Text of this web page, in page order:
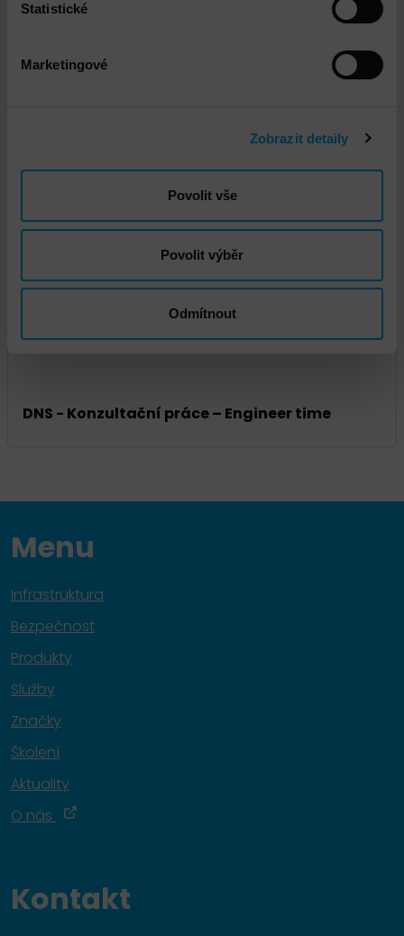
Statistické
Marketingové
Zobrazit detaily
Povolit vše
Povolit výběr
Odmítnout
Commvault Software Platform Instalace a
DNS - Konzultační práce – Engineer time
Menu
Infrastruktura
Bezpečnost
Produkty
Služby
Značky
Školení
Aktuality
O nás
Kontakt